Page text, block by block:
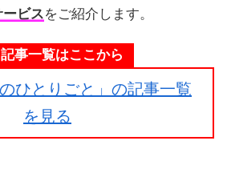
ビスをご紹介します。
事一覧はここから
のひとりごと」の記事一覧
を見る